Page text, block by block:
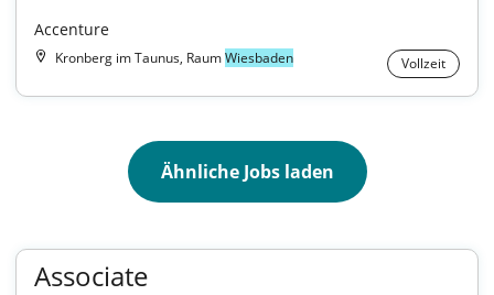
Accenture
Kronberg im Taunus, RaumWiesbaden Vollzeit
Ähnliche Jobs laden
Associate